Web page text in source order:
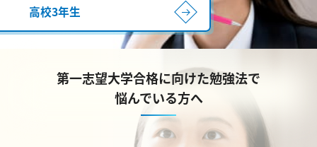
高校3年生
第一志望大学合格に向けた勉強法で
悩んでいる方へ